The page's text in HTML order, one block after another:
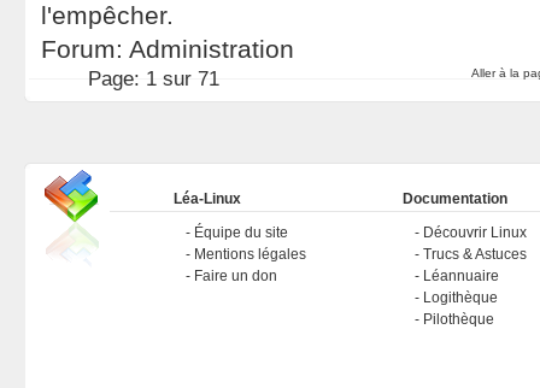
l'empêcher.
Forum: Administration
Aller à la
Page: 1 sur 71
Léa-Linux
Équipe du site
Mentions légales
Faire un don
Documentation
Découvrir Linux
Trucs & Astuces
Léannuaire
Logithèque
Pilothèque